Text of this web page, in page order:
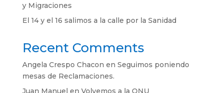
y Migraciones
El 14 y el 16 salimos a la calle por la Sanidad
Recent Comments
Angela Crespo Chacon en Seguimos poniendo
mesas de Reclamaciones.
Juan Manuel en Volvemos a la ONU